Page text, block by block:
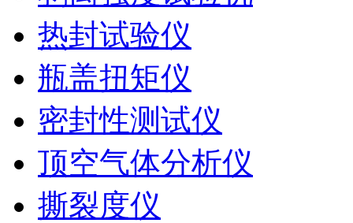
热封试验仪
瓶盖扭矩仪
密封性测试仪
顶空气体分析仪
撕裂度仪